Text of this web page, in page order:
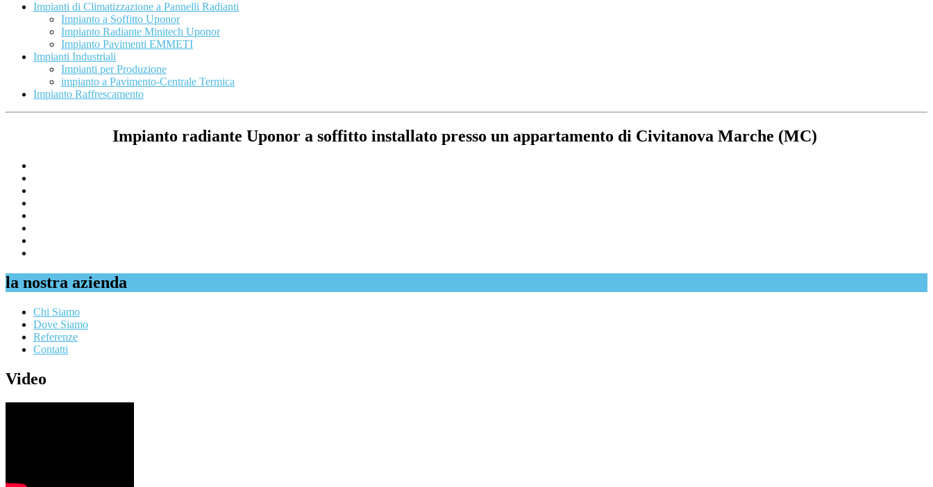
Impianti di Climatizzazione a Pannelli Radianti
Impianto a Soffitto Uponor
Impianto Radiante Minitech Uponor
Impianto Pavimenti EMMETI
Impianti Industriali
Impianti per Produzione
impianto a Pavimento-Centrale Termica
Impianto Raffrescamento
Impianto radiante Uponor a soffitto installato presso un appartamento di Civitanova Marche (MC)
la nostra azienda
Chi Siamo
Dove Siamo
Referenze
Contatti
Video